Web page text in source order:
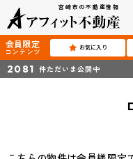
宮崎市の不動産情報
会員限定
コンテンツ お気に入り
2081 件ただいま公開中